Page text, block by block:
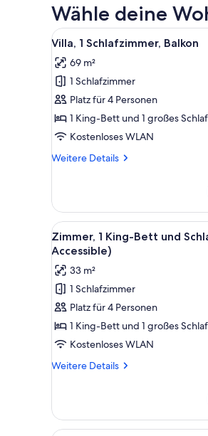
Wähle deine
Alle
Fotos
für
Villa,
1
Schlafzimmer,
Balkon
5
Villa, 1 Schlafzimmer, Balkon
69 m²
1 Schlafzimmer
Platz für 4 Personen
1 King-Bett und 1 großes
Kostenloses WLAN
Weitere Details
Weitere
1
Schlafzimmer,
Balkon
Alle
Fotos
für
Zimmer,
1 King-
Bett
und
Schlafsofa
(Hearing
3
Zimmer, 1 King-Bett und
Accessible)
33 m²
1 Schlafzimmer
Platz für 4 Personen
1 King-Bett und 1 großes
Kostenloses WLAN
Weitere Details
Weitere
1 King-
Bett